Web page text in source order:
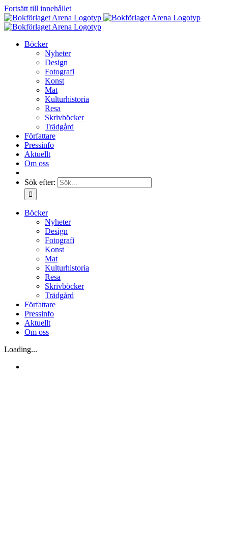
Fortsätt till innehållet
Böcker
Nyheter
Design
Fotografi
Konst
Mat
Kulturhistoria
Resa
Skrivböcker
Trädgård
Författare
Pressinfo
Aktuellt
Om oss
Sök efter:
Böcker
Nyheter
Design
Fotografi
Konst
Mat
Kulturhistoria
Resa
Skrivböcker
Trädgård
Författare
Pressinfo
Aktuellt
Om oss
Loading...